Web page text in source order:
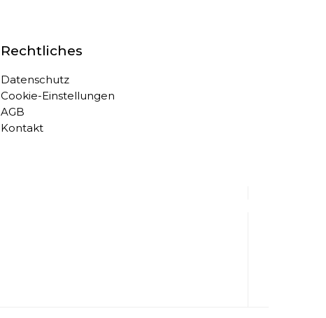
Rechtliches
Datenschutz
Cookie-Einstellungen
AGB
Kontakt